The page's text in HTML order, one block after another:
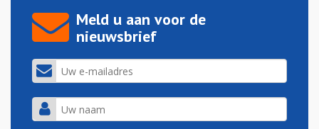
Meld u aan voor de
nieuwsbrief